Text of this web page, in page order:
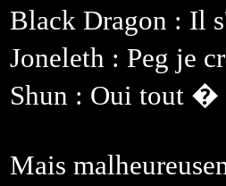
Black Dragon : Il
Joneleth : Peg je
Shun : Oui tout
Mais